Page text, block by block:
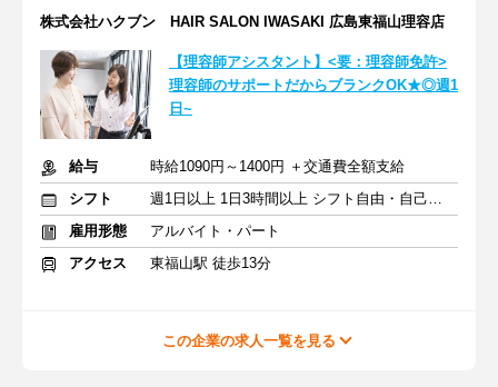
株式会社ハクブン HAIR SALON IWASAKI 広島東福山理容店
【理容師アシスタント】<要：理容師免許>
理容師のサポートだからブランクOK★◎週1
日~
給与
時給1090円～1400円 ＋交通費全額支給
シフト
週1日以上 1日3時間以上 シフト自由・自己申告
雇用形態
アルバイト・パート
アクセス
東福山駅 徒歩13分
この企業の求人一覧を見る